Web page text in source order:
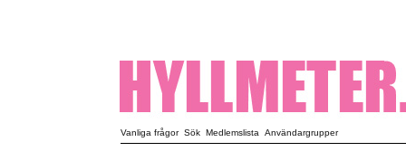
Vanliga frågor Sök Medlemslista Användargrupper